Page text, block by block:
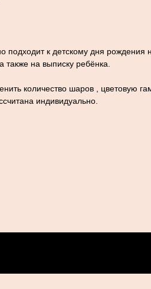
подходит к детскому дня рождения
также на выписку ребёнка.
количество шаров , цветовую
индивидуально.